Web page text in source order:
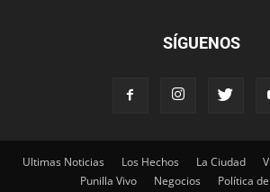
SÍGUENOS
Ultimas Noticias Los Hechos La Ciudad
Punilla Vivo
Negocios Política